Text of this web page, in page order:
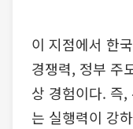
이 지점에서 한
경쟁력, 정부 주
상 경험이다. 즉
는 실행력이 강